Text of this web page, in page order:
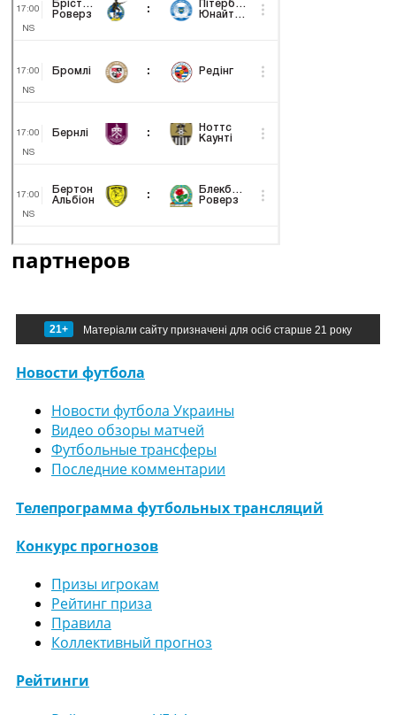
партнеров
21+ Матеріали сайту призначені для осіб старше 21 року
Новости футбола
Новости футбола Украины
Видео обзоры матчей
Футбольные трансферы
Последние комментарии
Телепрограмма футбольных трансляций
Конкурс прогнозов
Призы игрокам
Рейтинг приза
Правила
Коллективный прогноз
Рейтинги